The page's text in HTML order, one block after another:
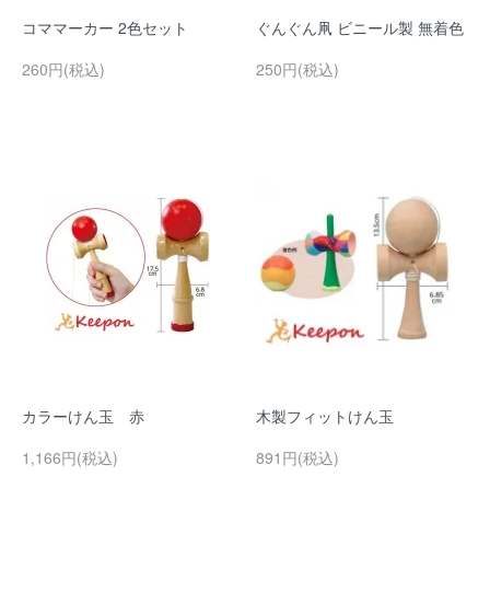
コママーカー 2色セット
260円(税込)
ぐんぐん凧 ビニール製 無着色
250円(税込)
カラーけん玉 赤
1,166円(税込)
木製フィットけん玉
891円(税込)